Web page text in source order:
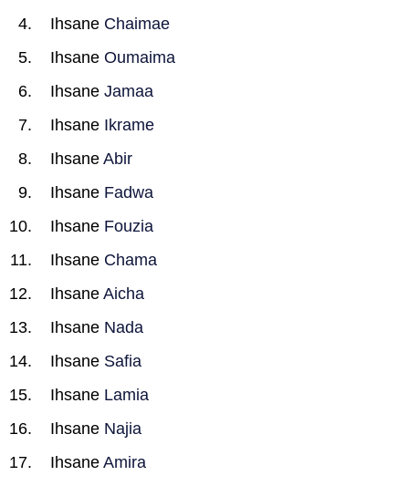
Ihsane Chaimae
Ihsane Oumaima
Ihsane Jamaa
Ihsane Ikrame
Ihsane Abir
Ihsane Fadwa
Ihsane Fouzia
Ihsane Chama
Ihsane Aicha
Ihsane Nada
Ihsane Safia
Ihsane Lamia
Ihsane Najia
Ihsane Amira